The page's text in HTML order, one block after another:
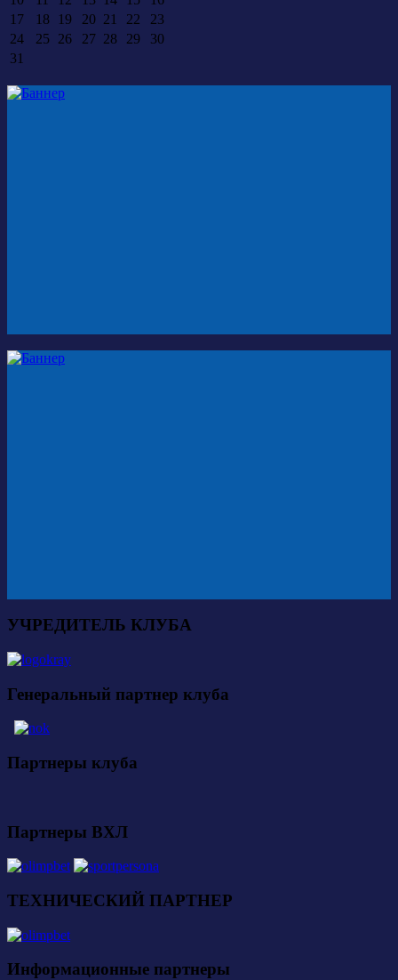
17
18 19 20 21 22
23
24
25 26 27 28 29
30
31
УЧРЕДИТЕЛЬ КЛУБА
Генеральный партнер клуба
Партнеры клуба
Партнеры ВХЛ
ТЕХНИЧЕСКИЙ ПАРТНЕР
Информационные партнеры